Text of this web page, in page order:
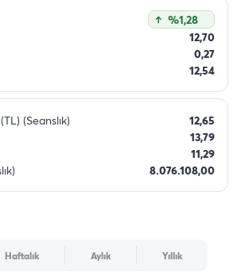
%1,28
12,70
0,27
12,54
(Seanslık)
12,65
13,79
11,29
8.076.108,00
Haftalık Aylık Yıllık